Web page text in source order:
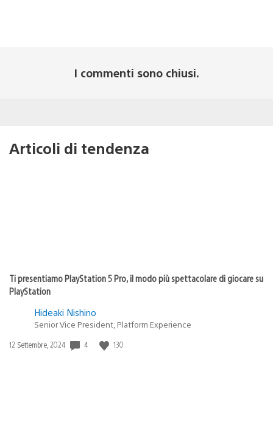
I commenti sono chiusi.
Articoli di tendenza
Ti presentiamo PlayStation 5 Pro, il modo più spettacolare di giocare su
PlayStation
Hideaki Nishino
Senior Vice President, Platform Experience
Data
12 Settembre, 2024 4 130